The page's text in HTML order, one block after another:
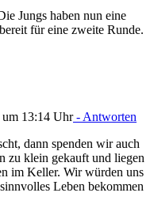
Jungs haben nun eine
für eine zweite Runde.
um 13:14 Uhr- Antworten
dann spenden wir auch
zu klein gekauft und liegen
im Keller. Wir würden uns
Leben bekommen